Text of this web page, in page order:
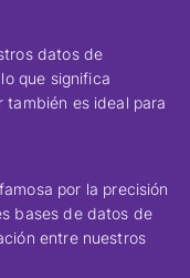
datos de
que significa
es ideal para
por la precisión
bases de datos de
entre nuestros